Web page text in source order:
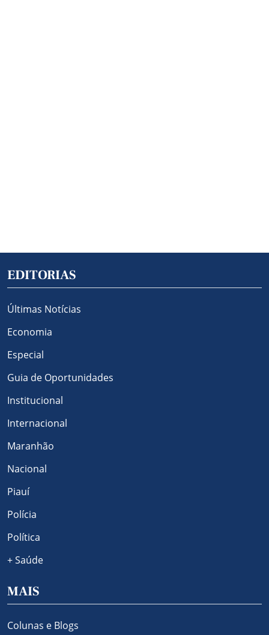
EDITORIAS
Últimas Notícias
Economia
Especial
Guia de Oportunidades
Institucional
Internacional
Maranhão
Nacional
Piauí
Polícia
Política
+ Saúde
MAIS
Colunas e Blogs